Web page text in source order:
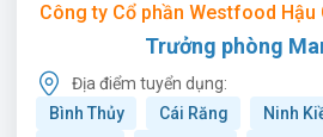
Công ty Cổ phần Westfood Hậu
Trưởng phòng
Địa điểm tuyển dụng:
Bình Thủy
Cái Răng Ninh